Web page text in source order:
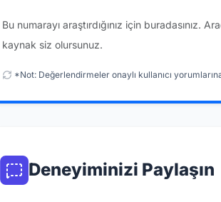
Bu numarayı araştırdığınız için buradasınız.
kaynak siz olursunuz.
*Not: Değerlendirmeler onaylı kullanıcı
Deneyiminizi Paylaşın